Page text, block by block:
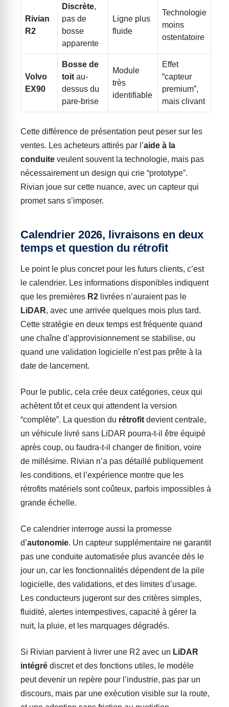
Rivian
R2
Discrète,
pas de
bosse
apparente
Ligne plus
fluide
Technologie
moins
ostentatoire
Volvo
EX90
Bosse de
toit au-
dessus du
pare-brise
Module
très
identifiable
Effet
“capteur
premium”,
mais clivant
Cette différence de présentation peut peser sur les
ventes. Les acheteurs attirés par l’aide à la
conduite veulent souvent la technologie, mais pas
nécessairement un design qui crie “prototype”.
Rivian joue sur cette nuance, avec un capteur qui
promet sans s’imposer.
Calendrier 2026, livraisons en deux
temps et question du rétrofit
Le point le plus concret pour les futurs clients, c’est
le calendrier. Les informations disponibles indiquent
que les premières R2 livrées n’auraient pas le
LiDAR, avec une arrivée quelques mois plus tard.
Cette stratégie en deux temps est fréquente quand
une chaîne d’approvisionnement se stabilise, ou
quand une validation logicielle n’est pas prête à la
date de lancement.
Pour le public, cela crée deux catégories, ceux qui
achètent tôt et ceux qui attendent la version
“complète”. La question du rétrofit devient centrale,
un véhicule livré sans LiDAR pourra-t-il être équipé
après coup, ou faudra-t-il changer de finition, voire
de millésime. Rivian n’a pas détaillé publiquement
les conditions, et l’expérience montre que les
rétrofits matériels sont coûteux, parfois impossibles à
grande échelle.
Ce calendrier interroge aussi la promesse
d’autonomie. Un capteur supplémentaire ne garantit
pas une conduite automatisée plus avancée dès le
jour un, car les fonctionnalités dépendent de la pile
logicielle, des validations, et des limites d’usage.
Les conducteurs jugeront sur des critères simples,
fluidité, alertes intempestives, capacité à gérer la
nuit, la pluie, et les marquages dégradés.
Si Rivian parvient à livrer une R2 avec un LiDAR
intégré discret et des fonctions utiles, le modèle
peut devenir un repère pour l’industrie, pas par un
discours, mais par une exécution visible sur la route,